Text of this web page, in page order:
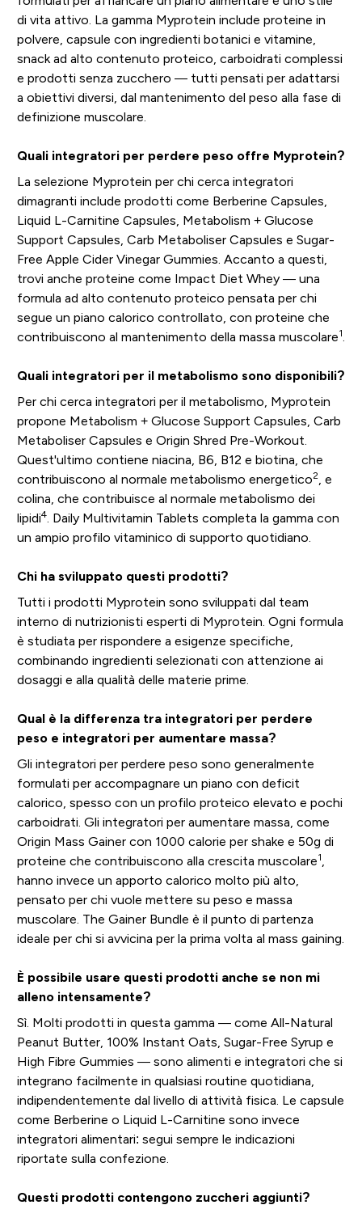
di vita attivo. La gamma Myprotein include proteine in
polvere, capsule con ingredienti botanici e vitamine,
snack ad alto contenuto proteico, carboidrati complessi
e prodotti senza zucchero — tutti pensati per adattarsi
a obiettivi diversi, dal mantenimento del peso alla fase di
definizione muscolare.
Quali integratori per perdere peso offre Myprotein?
La selezione Myprotein per chi cerca integratori
dimagranti include prodotti come Berberine Capsules,
Liquid L-Carnitine Capsules, Metabolism + Glucose
Support Capsules, Carb Metaboliser Capsules e Sugar-
Free Apple Cider Vinegar Gummies. Accanto a questi,
trovi anche proteine come Impact Diet Whey — una
formula ad alto contenuto proteico pensata per chi
segue un piano calorico controllato, con proteine che
contribuiscono al mantenimento della massa muscolare1
Quali integratori per il metabolismo sono disponibili?
Per chi cerca integratori per il metabolismo, Myprotein
propone Metabolism + Glucose Support Capsules, Carb
Metaboliser Capsules e Origin Shred Pre-Workout.
Quest'ultimo contiene niacina, B6, B12 e biotina, che
contribuiscono al normale metabolismo energetico2, e
colina, che contribuisce al normale metabolismo dei
lipidi4. Daily Multivitamin Tablets completa la gamma con
un ampio profilo vitaminico di supporto quotidiano.
Chi ha sviluppato questi prodotti?
Tutti i prodotti Myprotein sono sviluppati dal team
interno di nutrizionisti esperti di Myprotein. Ogni formula
è studiata per rispondere a esigenze specifiche,
combinando ingredienti selezionati con attenzione ai
dosaggi e alla qualità delle materie prime.
Qual è la differenza tra integratori per perdere
peso e integratori per aumentare massa?
Gli integratori per perdere peso sono generalmente
formulati per accompagnare un piano con deficit
calorico, spesso con un profilo proteico elevato e pochi
carboidrati. Gli integratori per aumentare massa, come
Origin Mass Gainer con 1000 calorie per shake e 50g di
proteine che contribuiscono alla crescita muscolare1
hanno invece un apporto calorico molto più alto,
pensato per chi vuole mettere su peso e massa
muscolare. The Gainer Bundle è il punto di partenza
ideale per chi si avvicina per la prima volta al mass gaining.
È possibile usare questi prodotti anche se non mi
alleno intensamente?
Sì. Molti prodotti in questa gamma — come All-Natural
Peanut Butter, 100% Instant Oats, Sugar-Free Syrup e
High Fibre Gummies — sono alimenti e integratori che si
integrano facilmente in qualsiasi routine quotidiana,
indipendentemente dal livello di attività fisica. Le capsule
come Berberine o Liquid L-Carnitine sono invece
integratori alimentari: segui sempre le indicazioni
riportate sulla confezione.
Questi prodotti contengono zuccheri aggiunti?